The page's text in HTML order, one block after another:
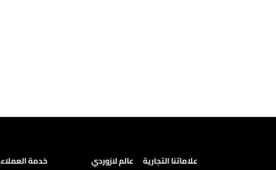
علاماتنا التجارية
عالم لازوردي
خدمة العملاء